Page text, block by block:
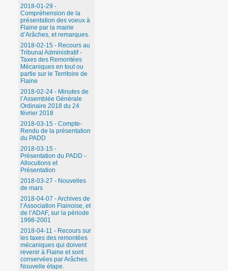
2018-01-29 -
Compréhension de la
présentation des voeux à
Flaine par la mairie
d’Arâches, et remarques.
2018-02-15 - Recours au
Tribunal Administratif -
Taxes des Remontées
Mécaniques en tout ou
partie sur le Territoire de
Flaine
2018-02-24 - Minutes de
l’Assemblée Générale
Ordinaire 2018 du 24
février 2018
2018-03-15 - Compte-
Rendu de la présentation
du PADD
2018-03-15 -
Présentation du PADD -
Allocutions et
Présentation
2018-03-27 - Nouvelles
de mars
2018-04-07 - Archives de
l’Association Flainoise, et
de l’ADAF, sur la période
1998-2001
2018-04-11 - Recours sur
les taxes des remontées
mécaniques qui doivent
revenir à Flaine et sont
conservées par Arâches.
Nouvelle étape.